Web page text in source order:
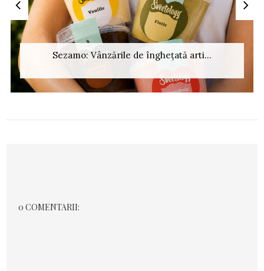
Sezamo: Vânzările de înghețată arti...
0 COMENTARII: